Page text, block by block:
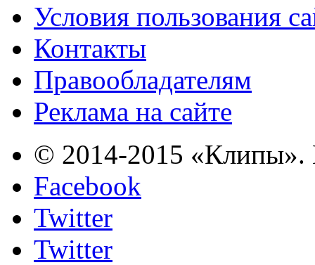
Условия пользования
Контакты
Правообладателям
Реклама на сайте
© 2014-2015 «Клипы».
Facebook
Twitter
Twitter